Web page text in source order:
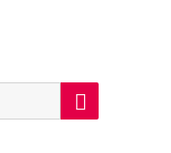
Suchen